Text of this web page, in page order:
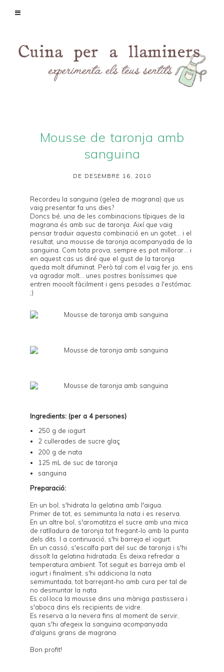
Mousse de taronja amb
sanguina
DE DESEMBRE 16, 2010
Recordeu la sanguina (gelea de magrana) que us
vaig presentar fa uns dies?
Doncs bé, una de les combinacions típiques de la
magrana és amb suc de taronja. Així que vaig
pensar traduir aquesta combinació en un gotet... i el
resultat, una mousse de taronja acompanyada de la
sanguina. Com tota prova, sempre es pot millorar... i
en aquest cas us diré que el gust de la taronja
queda molt difuminat. Però tal com el vaig fer jo, ens
va agradar molt... unes postres boníssimes que
entren mooolt fàcilment i gens pesades a l'estómac.
;)
Ingredients: (per a 4 persones)
250 g de iogurt
2 cullerades de sucre glaç
200 g de nata
125 mL de suc de taronja
sanguina
Preparació:
En un bol, s'hidrata la gelatina amb l'aigua.
Primer de tot, es semimunta la nata i es reserva.
En un altre bol, s'aromatitza el sucre amb una mica
de ratlladura de taronja tot fregant-lo amb la punta
dels dits. I a continuació, s'hi barreja el iogurt.
En un cassó, s'escalfa part del suc de taronja i s'hi
dissolt la gelatina hidratada. Es deixa refredar a
temperatura ambient. Tot seguit es barreja amb el
iogurt i finalment, s'hi addiciona la nata
semimuntada, tot barrejant-ho amb cura per tal de
no desmuntar la nata.
Es col·loca la mousse dins una màniga pastissera i
s'aboca dins els recipients de vidre.
Es reserva a la nevera fins al moment de servir,
quan s'hi afegeix la sanguina acompanyada
d'alguns grans de magrana.
Bon profit!